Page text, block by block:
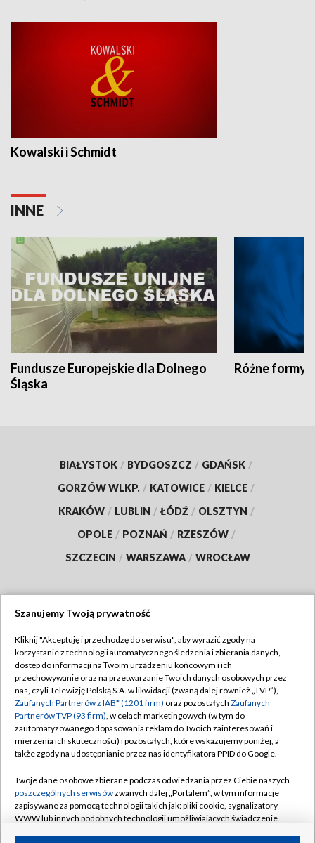
Kowalski i Schmidt
INNE
Fundusze Europejskie dla Dolnego
Śląska
Różne formy
BIAŁYSTOK / BYDGOSZCZ / GDAŃSK /
GORZÓW WLKP. / KATOWICE / KIELCE /
KRAKÓW / LUBLIN / ŁÓDŹ / OLSZTYN /
OPOLE / POZNAŃ / RZESZÓW /
SZCZECIN / WARSZAWA / WROCŁAW
TVP
Abonament TVP
Emisja w TVP
Centrum informacji TVP
Naziemna Telewizja Cyfrowa
Rada Programowa
System NOS
Informacje o nadawcy
Regulamin TVP
Polityka prywatności
Moje zgody
Pomoc
Kontakt
Kanały
Szanujemy Twoją prywatność
Kliknij "Akceptuję i przechodzę do serwisu", aby wyrazić zgody na
korzystanie z technologii automatycznego śledzenia i zbierania danych,
dostęp do informacji na Twoim urządzeniu końcowym i ich
przechowywanie oraz na przetwarzanie Twoich danych osobowych przez
nas, czyli Telewizję Polską S.A. w likwidacji (zwaną dalej również „TVP”),
Zaufanych Partnerów z IAB* (1201 firm) oraz pozostałych Zaufanych
Partnerów TVP (93 firm), w celach marketingowych (w tym do
zautomatyzowanego dopasowania reklam do Twoich zainteresowań i
mierzenia ich skuteczności) i pozostałych, które wskazujemy poniżej, a
także zgody na udostępnianie przez nas identyfikatora PPID do Google.
Twoje dane osobowe zbierane podczas odwiedzania przez Ciebie naszych
poszczególnych serwisówzwanych dalej „Portalem”, w tym informacje
zapisywane za pomocą technologii takich jak: pliki cookie, sygnalizatory
WWW lub innych podobnych technologii umożliwiających świadczenie